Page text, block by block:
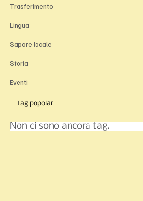
Trasferimento
Lingua
Sapore locale
Storia
Eventi
Tag popolari
Non ci sono ancora tag.